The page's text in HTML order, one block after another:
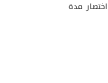
من اختصار مدة